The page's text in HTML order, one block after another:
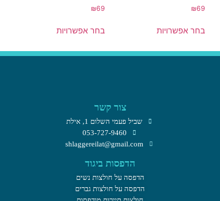
₪69
בחר אפשרויות
₪69
בחר אפשרויות
צור קשר
שביל פעמי השלום 1, אילת​
053-727-9460
shlaggereilat@gmail.com
הדפסות ביגוד
הדפסה על חולצות נשים
הדפסה על חולצות גברים